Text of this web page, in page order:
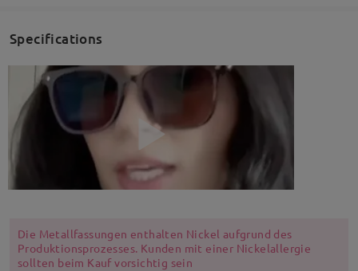
Specifications
Die Metallfassungen enthalten Nickel aufgrund des
Produktionsprozesses. Kunden mit einer Nickelallergie
sollten beim Kauf vorsichtig sein